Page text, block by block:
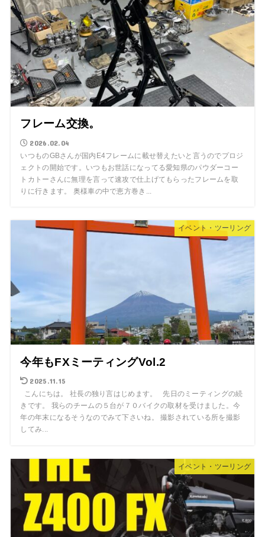
フレーム交換。
2026.02.04
いつものGBさんが国内E4フレームに載せ替えたいと言うのでプロジ
ェクトの開始です。いつもお世話になってる愛知県のパウダーコー
トカトーさんに無理を言って速攻で仕上げてもらったフレームを取
りに行きます。 奥様車の中で恵方巻き...
イベント・ツーリング
今年もFXミーティングVol.2
2025.11.15
こんにちは。 社長の独り言はじめます。 先日のミーティングの続
きです。 我らのチームの５台が７０バイクの取材を受けました。今
年の年末になるそうなのでみて下さいね。 撮影されている所を撮影
してみ...
イベント・ツーリング